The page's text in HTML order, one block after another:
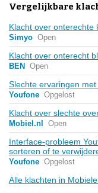
Vergelijkbare
Klacht over onterechte
Simyo Open
Klacht over onterecht
BEN Open
Slechte ervaringen
Youfone Opgelost
Klacht over slechte
Mobiel.nl Open
Interface-probleem
sorteren of te
Youfone Opgelost
Alle klachten in